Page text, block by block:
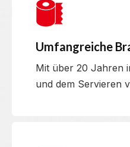
Umfangreiche
Mit über 20 Jahren
und dem Servieren